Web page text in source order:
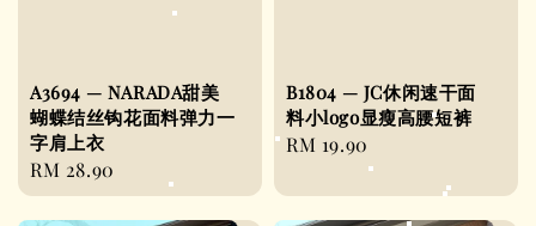
A3694 — NARADA甜美
蝴蝶结丝钩花面料弹力一
字肩上衣
Regular
price
RM 28.90
B1804 — JC休闲速干面
料小logo显瘦高腰短裤
Regular
RM 19.90